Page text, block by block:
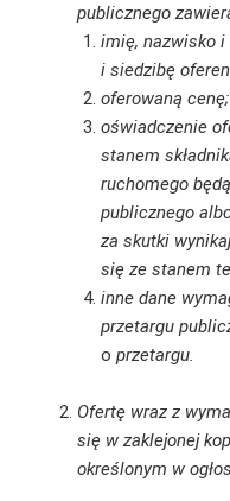
publicznego
imię, nazwisko
i siedzibę
oferowaną cenę;
oświadczenie
stanem
ruchomego
publicznego
za skutki
się ze stanem
inne dane
przetargu
o przetargu.
Ofertę wraz z
się w zaklejonej
określonym w